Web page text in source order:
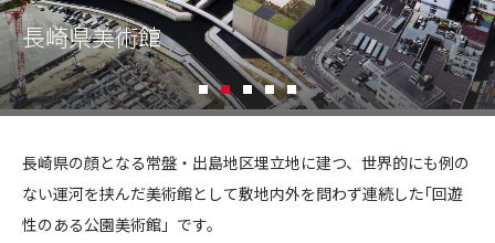
NEWS
CORPORATE
RECRUIT
CONTACT
長崎県美術館
1 2 3 4 5
長崎県の顔となる常盤・出島地区埋立地に建つ、世界的にも例の
ない運河を挟んだ美術館として敷地内外を問わず連続した｢回遊
性のある公園美術館」です。